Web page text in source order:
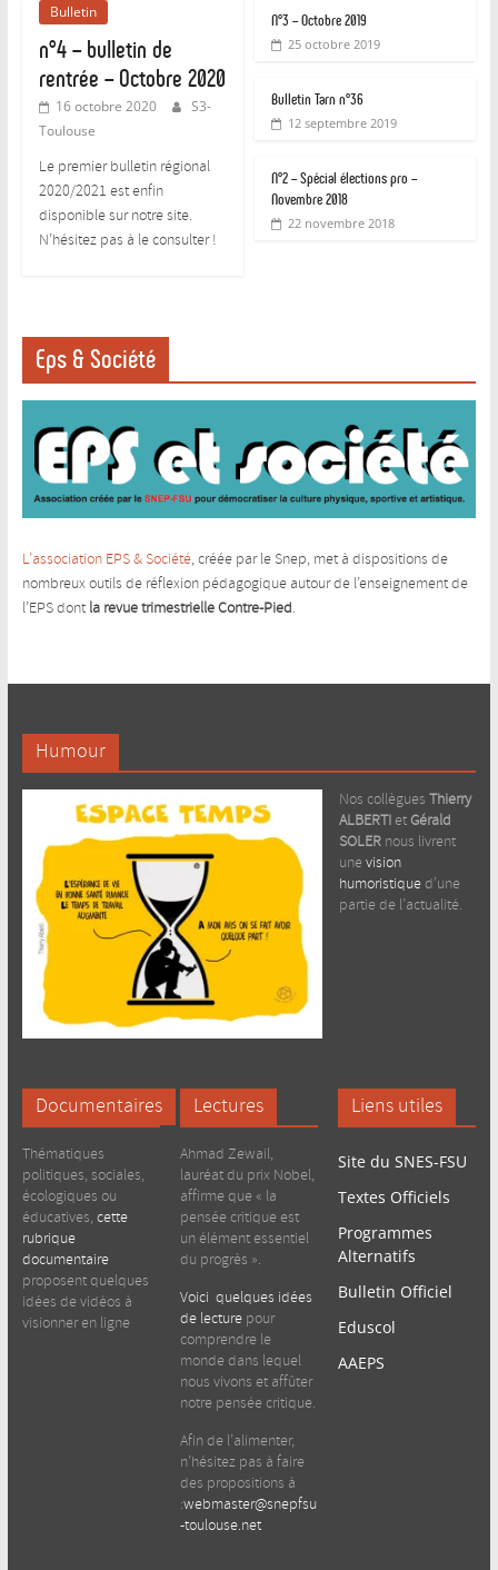
Bulletin
n°4 – bulletin de
rentrée – Octobre 2020
16 octobre 2020
S3-
Toulouse
Le premier bulletin régional
2020/2021 est enfin
disponible sur notre site.
N’hésitez pas à le consulter !
N°3 – Octobre 2019
25 octobre 2019
Bulletin Tarn n°36
12 septembre 2019
N°2 – Spécial élections pro –
Novembre 2018
22 novembre 2018
Eps & Société
L’association EPS & Société, créée par le Snep, met à dispositions de
nombreux outils de réflexion pédagogique autour de l’enseignement de
l’EPS dont la revue trimestrielle Contre-Pied.
Humour
Nos collègues Thierry
ALBERTIet Gérald
SOLER nous livrent
une vision
humoristiqued’une
partie de l’actualité.
Documentaires
Thématiques
politiques, sociales,
écologiques ou
éducatives, cette
rubrique
documentaire
proposent quelques
idées de vidéos à
visionner en ligne
Lectures
Ahmad Zewail,
lauréat du prix Nobel,
affirme que « la
pensée critique est
un élément essentiel
du progrès ».
Voici quelques idées
de lecture pour
comprendre le
monde dans lequel
nous vivons et affûter
notre pensée critique.
Afin de l’alimenter,
n’hésitez pas à faire
des propositions à
:webmaster@snepfsu
-toulouse.net
Liens utiles
Site du SNES-FSU
Textes Officiels
Programmes
Alternatifs
Bulletin Officiel
Eduscol
AAEPS